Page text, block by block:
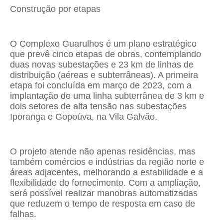
Construção por etapas
O Complexo Guarulhos é um plano estratégico
que prevê cinco etapas de obras, contemplando
duas novas subestações e 23 km de linhas de
distribuição (aéreas e subterrâneas). A primeira
etapa foi concluída em março de 2023, com a
implantação de uma linha subterrânea de 3 km e
dois setores de alta tensão nas subestações
Iporanga e Gopoúva, na Vila Galvão.
O projeto atende não apenas residências, mas
também comércios e indústrias da região norte e
áreas adjacentes, melhorando a estabilidade e a
flexibilidade do fornecimento. Com a ampliação,
será possível realizar manobras automatizadas
que reduzem o tempo de resposta em caso de
falhas.